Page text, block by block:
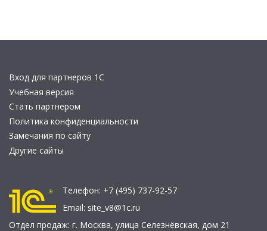
Вход для партнеров 1С
Учебная версия
Стать партнером
Политика конфиденциальности
Замечания по сайту
Другие сайты
Телефон: +7 (495) 737-92-57
Email: site_v8@1c.ru
Отдел продаж: г. Москва, улица Селезнёвская, дом 21